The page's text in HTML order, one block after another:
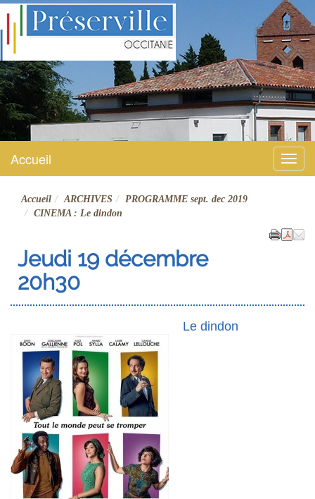
Préserville
Site officiel
Menu
Accueil
Accueil ARCHIVES
PROGRAMME sept. dec 2019
CINEMA : Le dindon
Jeudi 19 décembre
20h30
Le dindon